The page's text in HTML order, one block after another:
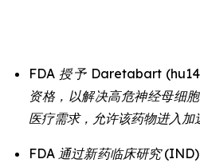
FDA 授予 Daretabart
资格，以解决高危神经母细
医疗需求，允许该药物进入
FDA 通过新药临床研究